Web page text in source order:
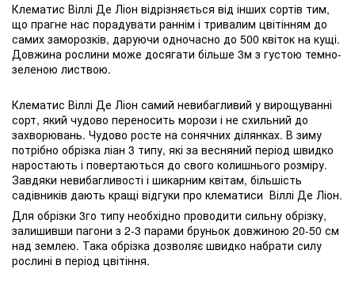
Клематис Віллі Де Ліон відрізняється від інших сортів тим,
що прагне нас порадувати раннім і тривалим цвітінням до
самих заморозків, даруючи одночасно до 500 квіток на кущі.
Довжина рослини може досягати більше 3м з густою темно-
зеленою листвою.
Клематис Віллі Де Ліон самий невибагливий у вирощуванні
сорт, який чудово переносить морози і не схильний до
захворювань. Чудово росте на сонячних ділянках. В зиму
потрібно обрізка ліан 3 типу, які за весняний період швидко
наростають і повертаються до свого колишнього розміру.
Завдяки невибагливості і шикарним квітам, більшість
садівників дають кращі відгуки про клематиси Віллі Де Ліон.
Для обрізки 3го типу необхідно проводити сильну обрізку,
залишивши пагони з 2-3 парами бруньок довжиною 20-50 см
над землею. Така обрізка дозволяє швидко набрати силу
рослині в період цвітіння.